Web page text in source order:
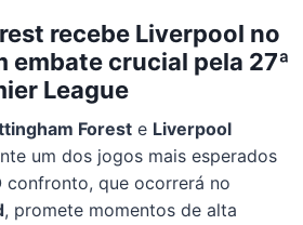
recebe Liverpool no
embate crucial pela 27ª
League
Forest e Liverpool
um dos jogos mais esperados
confronto, que ocorrerá no
, promete momentos de alta